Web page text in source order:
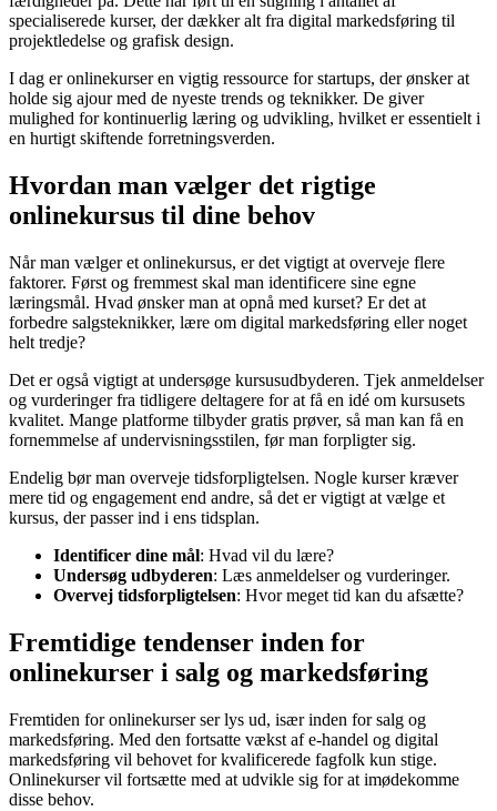
specialiserede kurser, der dækker alt fra digital markedsføring til
projektledelse og grafisk design.
I dag er onlinekurser en vigtig ressource for startups, der ønsker at
holde sig ajour med de nyeste trends og teknikker. De giver
mulighed for kontinuerlig læring og udvikling, hvilket er essentielt i
en hurtigt skiftende forretningsverden.
Hvordan man vælger det rigtige
onlinekursus til dine behov
Når man vælger et onlinekursus, er det vigtigt at overveje flere
faktorer. Først og fremmest skal man identificere sine egne
læringsmål. Hvad ønsker man at opnå med kurset? Er det at
forbedre salgsteknikker, lære om digital markedsføring eller noget
helt tredje?
Det er også vigtigt at undersøge kursusudbyderen. Tjek anmeldelser
og vurderinger fra tidligere deltagere for at få en idé om kursusets
kvalitet. Mange platforme tilbyder gratis prøver, så man kan få en
fornemmelse af undervisningsstilen, før man forpligter sig.
Endelig bør man overveje tidsforpligtelsen. Nogle kurser kræver
mere tid og engagement end andre, så det er vigtigt at vælge et
kursus, der passer ind i ens tidsplan.
Identificer dine mål: Hvad vil du lære?
Undersøg udbyderen: Læs anmeldelser og vurderinger.
Overvej tidsforpligtelsen: Hvor meget tid kan du afsætte?
Fremtidige tendenser inden for
onlinekurser i salg og markedsføring
Fremtiden for onlinekurser ser lys ud, især inden for salg og
markedsføring. Med den fortsatte vækst af e-handel og digital
markedsføring vil behovet for kvalificerede fagfolk kun stige.
Onlinekurser vil fortsætte med at udvikle sig for at imødekomme
disse behov.